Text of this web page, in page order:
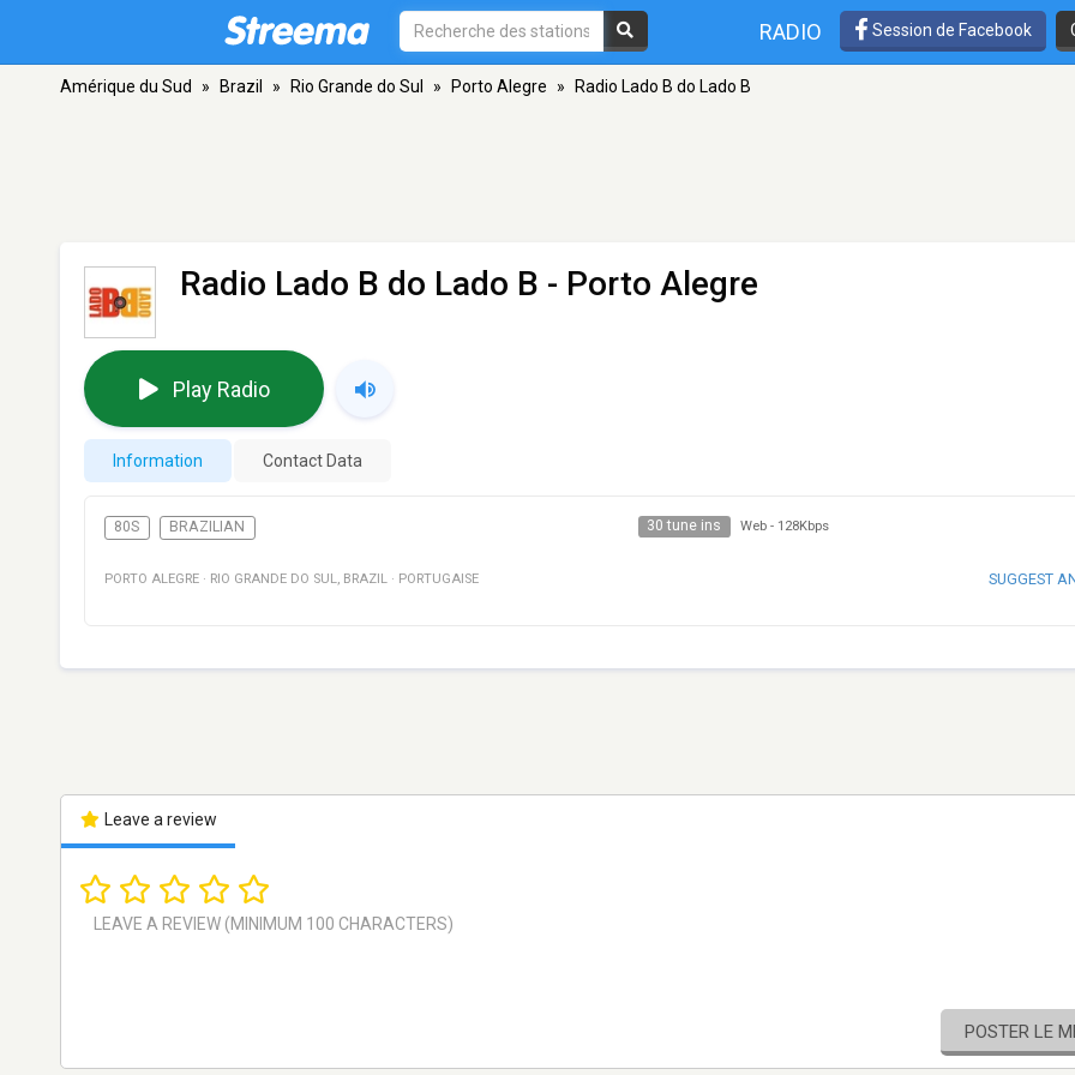
RADIO Session de Facebook
Amérique du Sud » Brazil » Rio Grande do Sul » Porto Alegre » Radio Lado B do Lado B
Radio Lado B do Lado B - Porto Alegre
Play Radio
Information Contact Data
80S BRAZILIAN 30 tune ins Web - 128Kbps
PORTO ALEGRE · RIO GRANDE DO SUL, BRAZIL · PORTUGAISE SUGGEST
Leave a review
POSTER LE